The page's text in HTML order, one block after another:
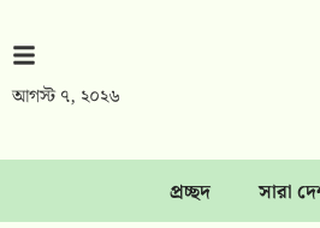
আগস্ট ৭, ২০২৬
প্রচ্ছদ সারা